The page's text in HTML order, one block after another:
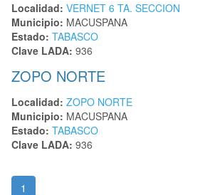
Localidad: VERNET 6 TA. SECCION
Municipio: MACUSPANA
Estado: TABASCO
Clave LADA: 936
ZOPO NORTE
Localidad: ZOPO NORTE
Municipio: MACUSPANA
Estado: TABASCO
Clave LADA: 936
1